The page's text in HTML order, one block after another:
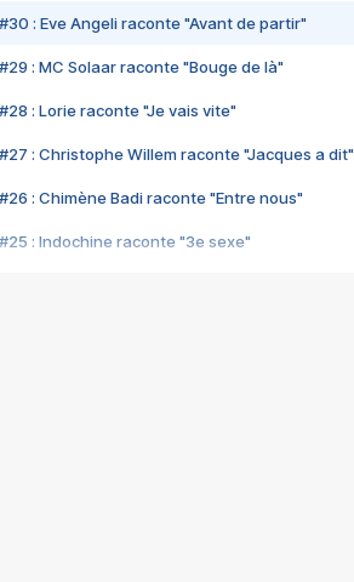
#30 : Eve Angeli raconte "Avant de partir"
#29 : MC Solaar raconte "Bouge de là"
#28 : Lorie raconte "Je vais vite"
#27 : Christophe Willem raconte "Jacques a dit"
#26 : Chimène Badi raconte "Entre nous"
#25 : Indochine raconte "3e sexe"